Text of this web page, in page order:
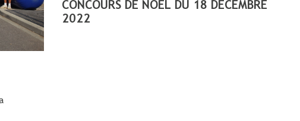
CONCOURS DE NOËL DU 18 DÉCEMBRE
2022